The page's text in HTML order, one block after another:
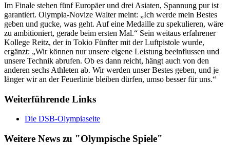
Im Finale stehen fünf Europäer und drei Asiaten, Spannung pur ist
garantiert. Olympia-Novize Walter meint: „Ich werde mein Bestes
geben und gucke, was geht. Auf eine Medaille zu spekulieren, wäre
zu ambitioniert, gerade beim ersten Mal.“ Sein weitaus erfahrener
Kollege Reitz, der in Tokio Fünfter mit der Luftpistole wurde,
ergänzt: „Wir können nur unsere eigene Leistung beeinflussen und
unsere Technik abrufen. Ob es dann reicht, hängt auch von den
anderen sechs Athleten ab. Wir werden unser Bestes geben, und je
länger wir an der Feuerlinie bleiben dürfen, umso besser für uns.“
Weiterführende Links
Die DSB-Olympiaseite
Weitere News zu "Olympische Spiele"